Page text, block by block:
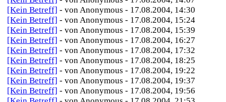
[Kein Betreff] - von Anonymous - 17.08.2004, 14:30
[Kein Betreff] - von Anonymous - 17.08.2004, 15:24
[Kein Betreff] - von Anonymous - 17.08.2004, 15:39
[Kein Betreff] - von Anonymous - 17.08.2004, 16:27
[Kein Betreff] - von Anonymous - 17.08.2004, 17:32
[Kein Betreff] - von Anonymous - 17.08.2004, 18:25
[Kein Betreff] - von Anonymous - 17.08.2004, 19:22
[Kein Betreff] - von Anonymous - 17.08.2004, 19:37
[Kein Betreff] - von Anonymous - 17.08.2004, 19:56